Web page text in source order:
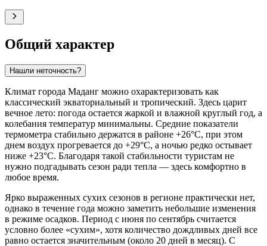
Общий характер
Нашли неточность?
Климат города Маданг можно охарактеризовать как
классический экваториальный и тропический. Здесь царит
вечное лето: погода остается жаркой и влажной круглый год, а
колебания температур минимальны. Средние показатели
термометра стабильно держатся в районе +26°C, при этом
днем воздух прогревается до +29°C, а ночью редко остывает
ниже +23°C. Благодаря такой стабильности туристам не
нужно подгадывать сезон ради тепла — здесь комфортно в
любое время.
Ярко выраженных сухих сезонов в регионе практически нет,
однако в течение года можно заметить небольшие изменения
в режиме осадков. Период с июня по сентябрь считается
условно более «сухим», хотя количество дождливых дней все
равно остается значительным (около 20 дней в месяц). С